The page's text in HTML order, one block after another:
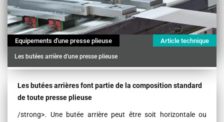
Equipements d'une presse plieuse Article technique
Les butées arrière d'une presse plieuse
Contenu
Les butées arrières font partie de la composition standard
de toute presse plieuse
/strong>. Une butée arrière peut être soit horizontale ou